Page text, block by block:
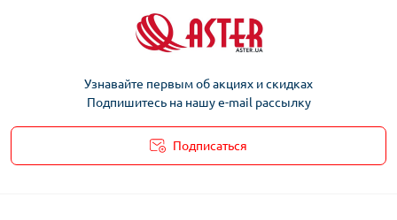
Узнавайте первым об акциях и скидках
Подпишитесь на нашу e-mail рассылку
Подписаться